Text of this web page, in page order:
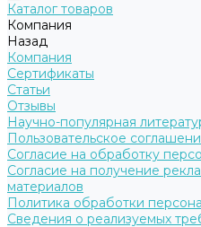
Каталог товаров
Компания
Назад
Компания
Сертификаты
Статьи
Отзывы
Научно-популярная
Пользовательское
Согласие на обработку
Согласие на получение
материалов
Политика обработки
Сведения о реализуемых